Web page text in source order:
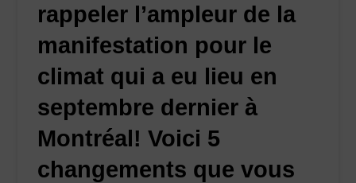
rappeler l’ampleur de la
manifestation pour le
climat qui a eu lieu en
septembre dernier à
Montréal! Voici 5
changements que vous